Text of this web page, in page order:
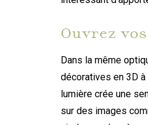
Ouvrez
Dans la même
décoratives en 3D
lumière crée une
sur des images